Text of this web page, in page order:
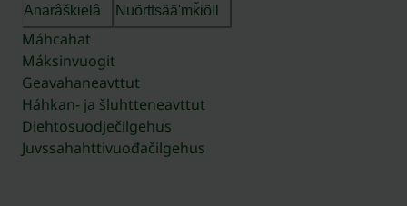
Anarâškielâ Nuõrttsääʹmǩiõll
Máhcahat
Máksinvuogit
Geavahaneavttut
Háhkan- ja šluhtteneavttut
Diehtosuodječilgehus
Juvssahahttivuođačilgehus